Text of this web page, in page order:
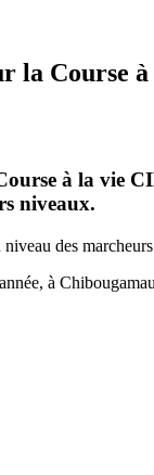
la Course
à la vie
niveaux.
des
à